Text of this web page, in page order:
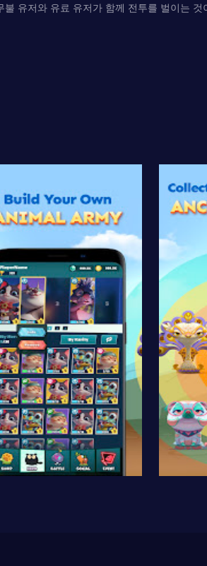
유저와 유료 유저가 함께 전투를 벌이는 것